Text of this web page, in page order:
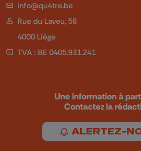
info@qu4tre.be
Rue du Laveu, 58
4000 Liège
TVA : BE 0405.931.241
Une information à
Contactez la
ALERTEZ-